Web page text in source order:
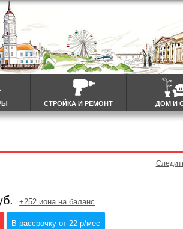
СТРОЙКА И РЕМОНТ ДОМ И
+252 иона на баланс
В рассрочку от 22 р/мес